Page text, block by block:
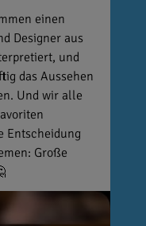
einen
Designer aus
und
das Aussehen
Und wir alle
Entscheidung
Große